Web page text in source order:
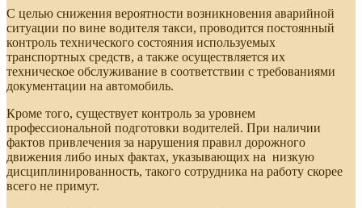
С целью снижения вероятности возникновения аварийной
ситуации по вине водителя такси, проводится постоянный
контроль технического состояния используемых
транспортных средств, а также осуществляется их
техническое обслуживание в соответствии с требованиями
документации на автомобиль.
Кроме того, существует контроль за уровнем
профессиональной подготовки водителей. При наличии
фактов привлечения за нарушения правил дорожного
движения либо иных фактах, указывающих на низкую
дисциплинированность, такого сотрудника на работу скорее
всего не примут.